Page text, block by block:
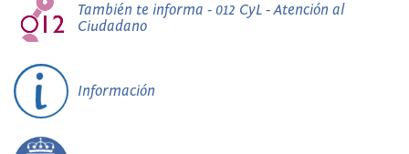
También te informa - 012 CyL - Atención al
Ciudadano
Información